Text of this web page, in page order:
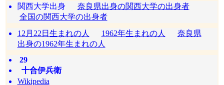
関西大学出身 奈良県出身の関西大学の出身者
全国の関西大学の出身者
12月22日生まれの人
1962年生まれの人
奈良県
出身の1962年生まれの人
29
十合伊兵衛
Wikipedia